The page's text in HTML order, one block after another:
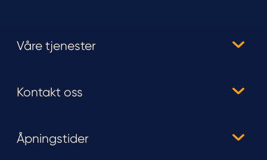
Våre tjenester
Kontakt oss
Åpningstider